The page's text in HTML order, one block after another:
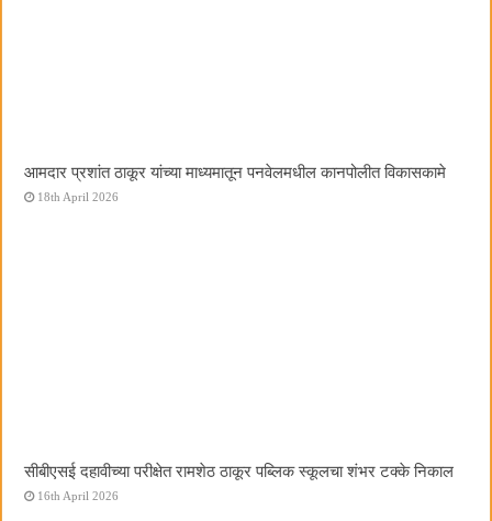
आमदार प्रशांत ठाकूर यांच्या माध्यमातून पनवेलमधील कानपोलीत विकासकामे
18th April 2026
सीबीएसई दहावीच्या परीक्षेत रामशेठ ठाकूर पब्लिक स्कूलचा शंभर टक्के निकाल
16th April 2026